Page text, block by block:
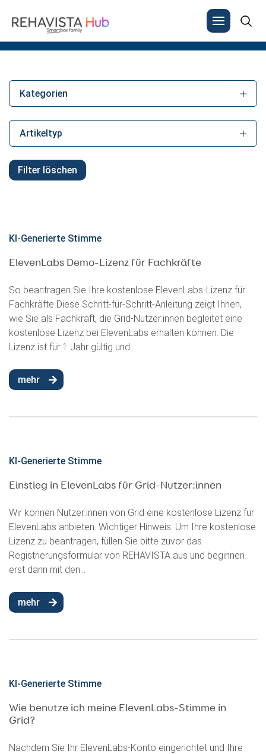
for:
Kategorien
Artikeltyp
Filter löschen
KI-Generierte Stimme
ElevenLabs Demo-Lizenz für Fachkräfte
So beantragen Sie Ihre kostenlose ElevenLabs-Lizenz für
Fachkräfte Diese Schritt-für-Schritt-Anleitung zeigt Ihnen,
wie Sie als Fachkraft, die Grid-Nutzer:innen begleitet eine
kostenlose Lizenz bei ElevenLabs erhalten können. Die
Lizenz ist für 1 Jahr gültig und...
mehr
KI-Generierte Stimme
Einstieg in ElevenLabs für Grid-Nutzer:innen
Wir können Nutzer:innen von Grid eine kostenlose Lizenz für
ElevenLabs anbieten. Wichtiger Hinweis: Um Ihre kostenlose
Lizenz zu beantragen, füllen Sie bitte zuvor das
Registrierungsformular von REHAVISTA aus und beginnen
erst dann mit den...
mehr
KI-Generierte Stimme
Wie benutze ich meine ElevenLabs-Stimme in
Grid?
Nachdem Sie Ihr ElevenLabs-Konto eingerichtet und Ihre